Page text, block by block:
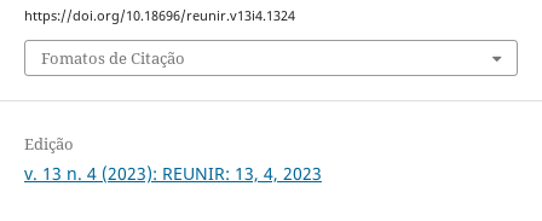
https://doi.org/10.18696/reunir.v13i4.1324
Fomatos de Citação
Edição
v. 13 n. 4 (2023): REUNIR: 13, 4, 2023